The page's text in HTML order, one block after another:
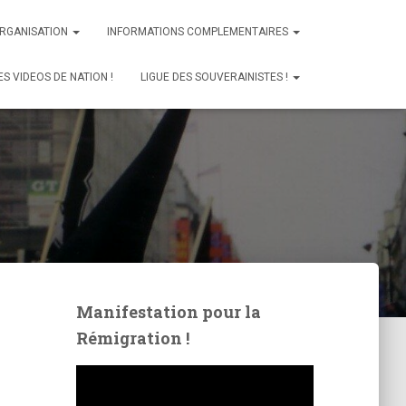
INFORMATIONS COMPLEMENTAIRES
VIDEOS DE NATION ! LIGUE DES SOUVERAINISTES !
Manifestation pour la
Rémigration !